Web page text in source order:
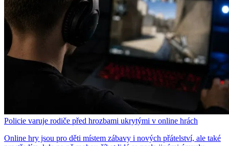
Policie varuje rodiče před hrozbami ukrytými v online hrách
Online hry jsou pro děti místem zábavy i nových přátelství, ale také